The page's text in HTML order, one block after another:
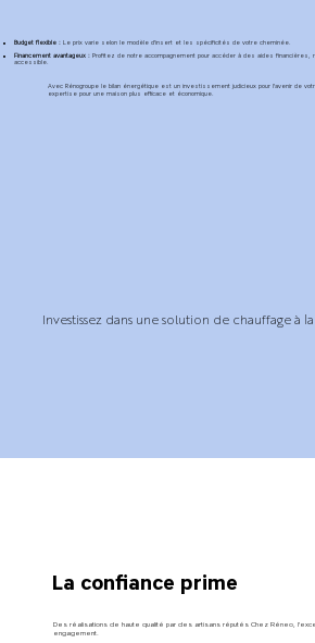
Budget flexible : Le prix varie selon le modèle d'insert et les spécificités de votre cheminée.
Financement avantageux : Profitez de notre accompagnement pour accéder à des aides financières,
accessible.
Avec Rénogroupe le bilan énergétique est un investissement judicieux pour l'avenir de
expertise pour une maison plus efficace et économique.
Investissez dans une solution de chauffage à
La confiance prime
Des réalisations de haute qualité par des artisans réputés Chez Réneo,
engagement.